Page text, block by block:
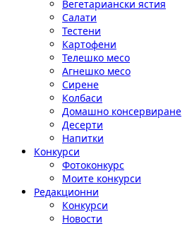
Вегетариански ястия
Салати
Тестени
Картофени
Телешко месо
Агнешко месо
Сирене
Колбаси
Домашно консервиране
Десерти
Напитки
Конкурси
Фотоконкурс
Моите конкурси
Редакционни
Конкурси
Новости